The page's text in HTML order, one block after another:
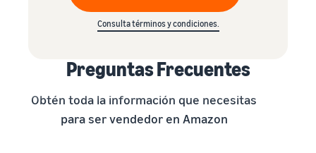
Consulta términos y condiciones.
Preguntas Frecuentes
Obtén toda la información que necesitas
para ser vendedor en Amazon